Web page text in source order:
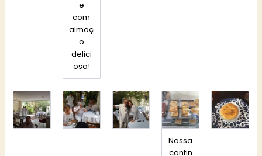
e
com
almoç
o
delici
oso!
Nossa
cantin